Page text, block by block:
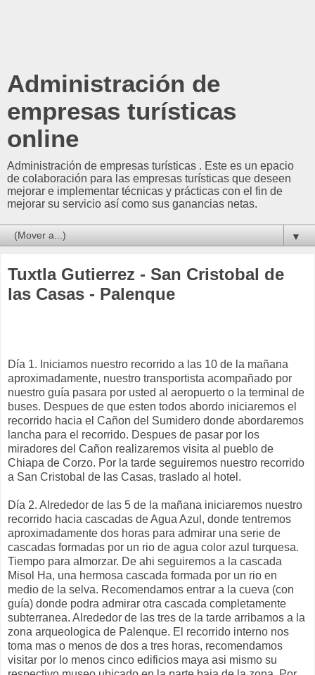
Administración de
empresas turísticas
online
Administración de empresas turísticas . Este es un epacio
de colaboración para las empresas turísticas que deseen
mejorar e implementar técnicas y prácticas con el fin de
mejorar su servicio así como sus ganancias netas.
▼
Tuxtla Gutierrez - San Cristobal de
las Casas - Palenque
Día 1. Iniciamos nuestro recorrido a las 10 de la mañana
aproximadamente, nuestro transportista acompañado por
nuestro guía pasara por usted al aeropuerto o la terminal de
buses. Despues de que esten todos abordo iniciaremos el
recorrido hacia el Cañon del Sumidero donde abordaremos
lancha para el recorrido. Despues de pasar por los
miradores del Cañon realizaremos visita al pueblo de
Chiapa de Corzo. Por la tarde seguiremos nuestro recorrido
a San Cristobal de las Casas, traslado al hotel.
Día 2. Alrededor de las 5 de la mañana iniciaremos nuestro
recorrido hacia cascadas de Agua Azul, donde tentremos
aproximadamente dos horas para admirar una serie de
cascadas formadas por un rio de agua color azul turquesa.
Tiempo para almorzar. De ahi seguiremos a la cascada
Misol Ha, una hermosa cascada formada por un rio en
medio de la selva. Recomendamos entrar a la cueva (con
guía) donde podra admirar otra cascada completamente
subterranea. Alrededor de las tres de la tarde arribamos a la
zona arqueologica de Palenque. El recorrido interno nos
toma mas o menos de dos a tres horas, recomendamos
visitar por lo menos cinco edificios maya asi mismo su